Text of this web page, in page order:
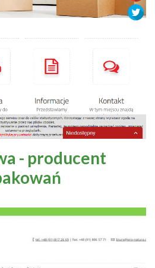
- producent